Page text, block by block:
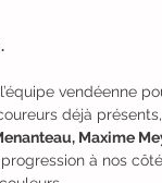
vendéenne
déjà
Maxime
à nos